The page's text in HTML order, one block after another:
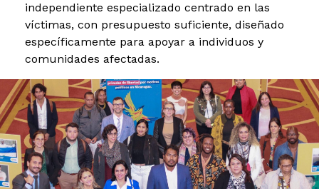
independiente especializado centrado en las
víctimas, con presupuesto suficiente, diseñado
específicamente para apoyar a individuos y
comunidades afectadas.